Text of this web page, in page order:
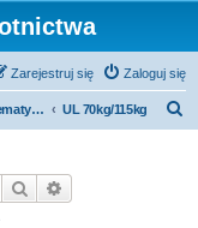
Zaloguj się
Zarejestruj się
Panele tematyczne UL 70kg/115kg
Szukaj